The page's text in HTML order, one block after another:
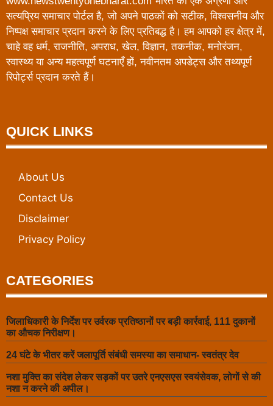
सत्यप्रिय समाचार पोर्टल है, जो अपने पाठकों को सटीक, विश्वसनीय और
निष्पक्ष समाचार प्रदान करने के लिए प्रतिबद्ध है। हम आपको हर क्षेत्र में,
चाहे वह धर्म, राजनीति, अपराध, खेल, विज्ञान, तकनीक, मनोरंजन,
स्वास्थ्य या अन्य महत्वपूर्ण घटनाएँ हों, नवीनतम अपडेट्स और तथ्यपूर्ण
रिपोर्ट्स प्रदान करते हैं।
QUICK LINKS
About Us
Contact Us
Disclaimer
Privacy Policy
CATEGORIES
जिलाधिकारी के निर्देश पर उर्वरक प्रतिष्ठानों पर बड़ी कार्रवाई, 111 दुकानों
का औचक निरीक्षण।
24 घंटे के भीतर करें जलापूर्ति संबंधी समस्या का समाधान- स्वतंत्र देव
नशा मुक्ति का संदेश लेकर सड़कों पर उतरे एनएसएस स्वयंसेवक, लोगों से की
नशा न करने की अपील।